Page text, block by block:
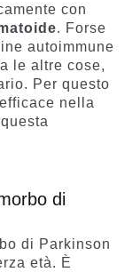
con
. Forse
autoimmune
le altre cose,
Per questo
nella
di
di Parkinson
età. È